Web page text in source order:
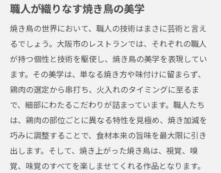
職人が織りなす焼き鳥の美学
焼き鳥の世界において、職人の技術はまさに芸術と言え
るでしょう。大阪市のレストランでは、それぞれの職人
が持つ個性と技術を駆使し、焼き鳥の美学を表現してい
ます。その美学は、単なる焼き方や味付けに留まらず、
鶏肉の選定から串打ち、火入れのタイミングに至るま
で、細部にわたるこだわりが詰まっています。職人たち
は、鶏肉の部位ごとに異なる特性を見極め、焼き加減を
巧みに調整することで、食材本来の旨味を最大限に引き
出します。そして、焼き上がった焼き鳥は、視覚、嗅
覚、味覚のすべてを楽しませてくれる作品となります。